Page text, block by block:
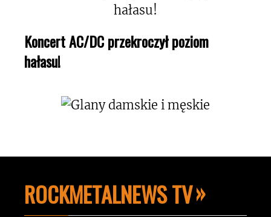
Koncert AC/DC przekroczył poziom
hałasu!
ROCKMETALNEWS TV